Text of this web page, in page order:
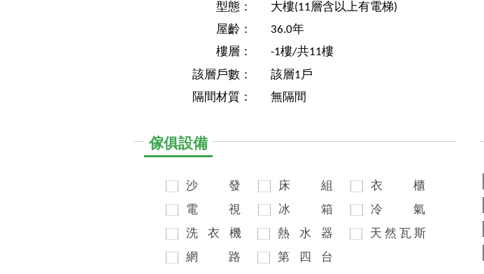
型態：
大樓(11層含以上有電梯)
屋齡：
36.0年
樓層：
-1樓/共11樓
該層戶數：
該層1戶
隔間材質：
無隔間
傢俱設備
沙
發
電
視
洗
衣
機
網
路
床
組
冰
箱
熱
水
器
第
四 台
衣
櫃
冷
氣
天 然 瓦 斯